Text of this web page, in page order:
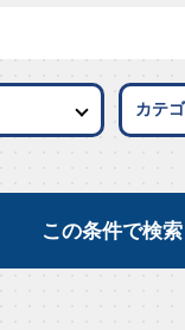
この条件で検索